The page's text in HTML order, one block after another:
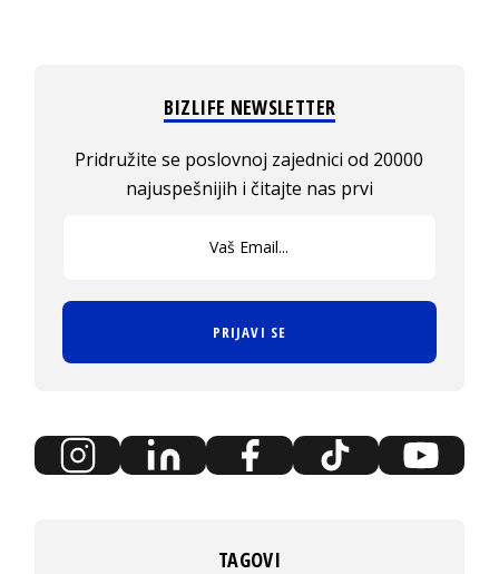
BIZLIFE NEWSLETTER
Pridružite se poslovnoj zajednici od 20000
najuspešnijih i čitajte nas prvi
PRIJAVI SE
TAGOVI